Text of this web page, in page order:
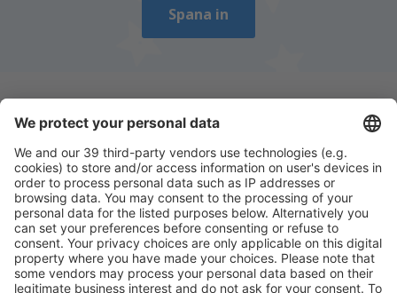
Spana in
Ladda ner vår appför att enkelt planera
dina resor